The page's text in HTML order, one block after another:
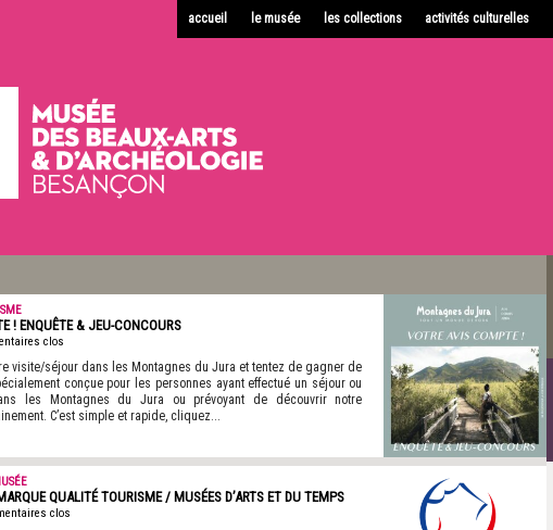
accueil le musée les collections activités culturelles
! ENQUÊTE & JEU-CONCOURS
clos
visite/séjour dans les Montagnes du Jura et tentez de gagner de
conçue pour les personnes ayant effectué un séjour ou
les Montagnes du Jura ou prévoyant de découvrir notre
C’est simple et rapide, cliquez...
QUALITÉ TOURISME / MUSÉES D’ARTS ET DU TEMPS
clos